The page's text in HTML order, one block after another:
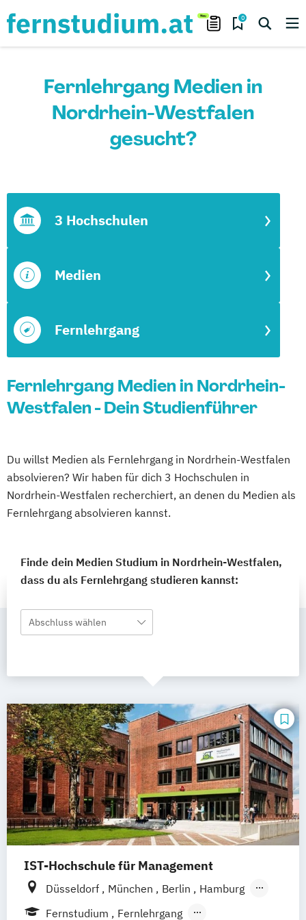
0
Fernlehrgang Medien in
Nordrhein-Westfalen
gesucht?
Fernlehrgang
Medien
3 Hochschulen
Fernlehrgang Medien in Nordrhein-
Westfalen - Dein Studienführer
Du willst Medien als Fernlehrgang in Nordrhein-Westfalen
absolvieren? Wir haben für dich 3 Hochschulen in
Nordrhein-Westfalen recherchiert, an denen du Medien als
Fernlehrgang absolvieren kannst.
Finde dein Medien Studium in Nordrhein-Westfalen,
dass du als Fernlehrgang studieren kannst:
Abschluss wählen
IST-Hochschule für Management
Düsseldorf München Berlin
Hamburg
Weil am Rhein
Frankfurt am Main
Fernstudium
Fernlehrgang